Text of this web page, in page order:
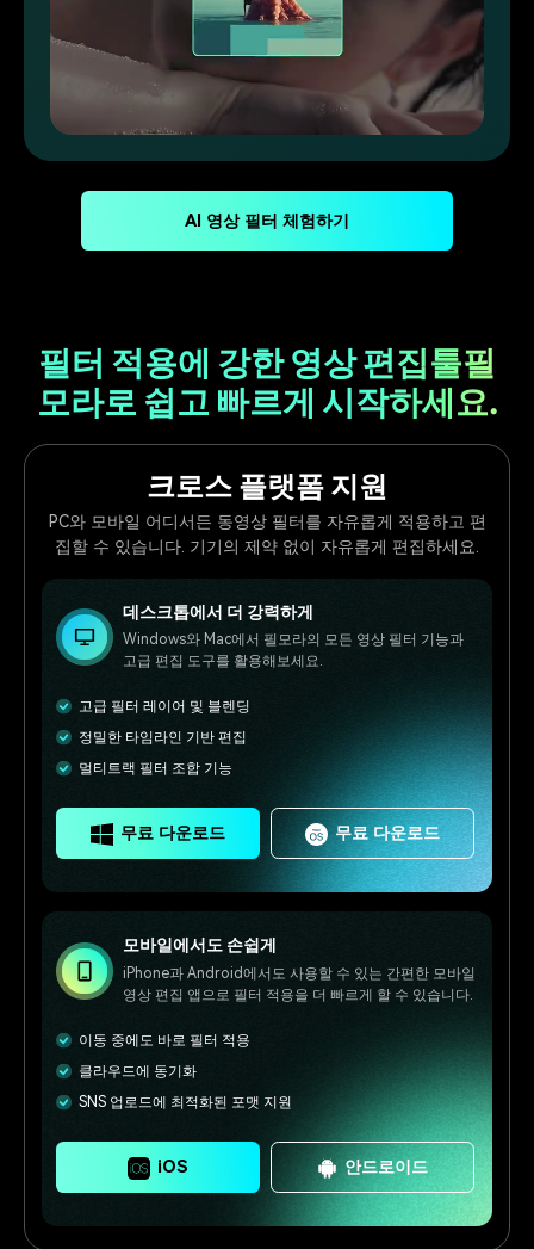
AI 영상 필터 체험하기
필터 적용에 강한 영상 편집툴필
모라로 쉽고 빠르게 시작하세요.
크로스 플랫폼 지원
PC와 모바일 어디서든 동영상 필터를 자유롭게 적용하고 편
집할 수 있습니다. 기기의 제약 없이 자유롭게 편집하세요.
데스크톱에서 더 강력하게
Windows와 Mac에서 필모라의 모든 영상 필터 기능과
고급 편집 도구를 활용해보세요.
고급 필터 레이어 및 블렌딩
정밀한 타임라인 기반 편집
멀티트랙 필터 조합 기능
무료 다운로드 무료 다운로드
모바일에서도 손쉽게
iPhone과 Android에서도 사용할 수 있는 간편한 모바일
영상 편집 앱으로 필터 적용을 더 빠르게 할 수 있습니다.
이동 중에도 바로 필터 적용
클라우드에 동기화
SNS 업로드에 최적화된 포맷 지원
iOS 안드로이드